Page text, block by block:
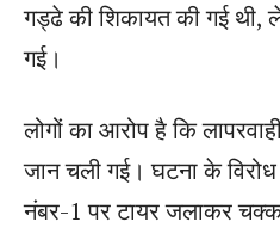
गड्ढे की शिकायत की गई थी,
गई।
लोगों का आरोप है कि
जान चली गई। घटना के विरोध
नंबर-1 पर टायर जलाकर